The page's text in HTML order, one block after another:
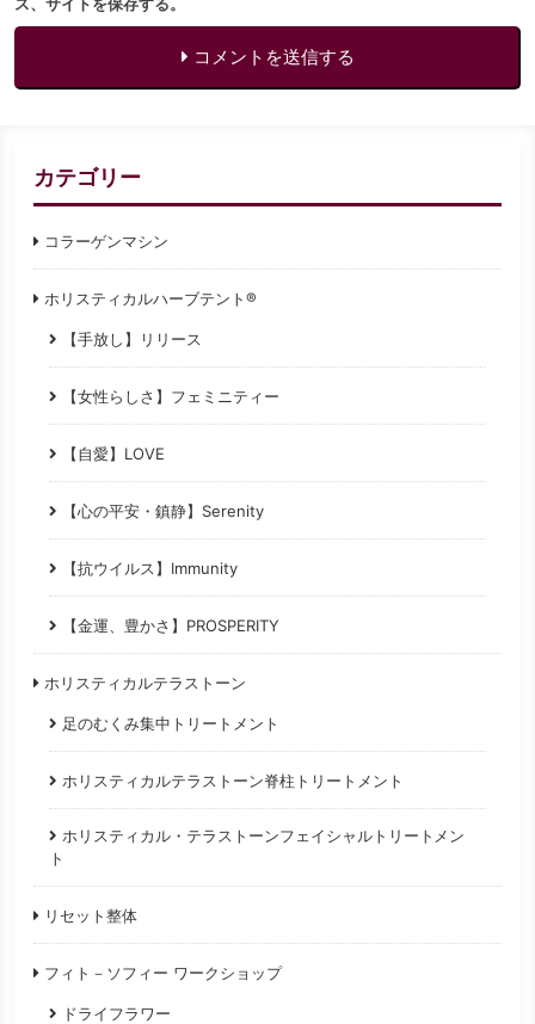
ス、サイトを保存する。
コメントを送信する
カテゴリー
コラーゲンマシン
ホリスティカルハーブテント®
【手放し】リリース
【女性らしさ】フェミニティー
【自愛】LOVE
【心の平安・鎮静】Serenity
【抗ウイルス】Immunity
【金運、豊かさ】PROSPERITY
ホリスティカルテラストーン
足のむくみ集中トリートメント
ホリスティカルテラストーン脊柱トリートメント
ホリスティカル・テラストーンフェイシャルトリートメン
ト
リセット整体
フィト－ソフィー ワークショップ
ドライフラワー